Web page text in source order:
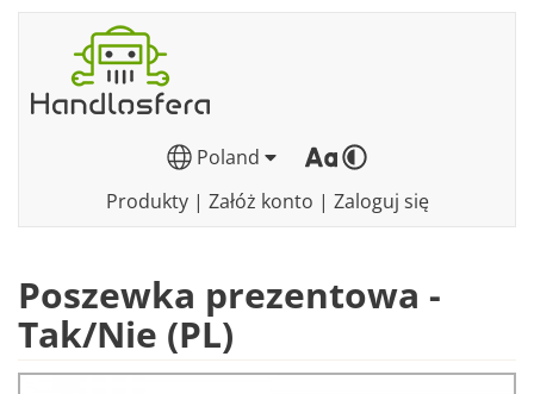
Poland
Produkty| Załóż konto | Zaloguj się
Poszewka prezentowa -
Tak/Nie (PL)